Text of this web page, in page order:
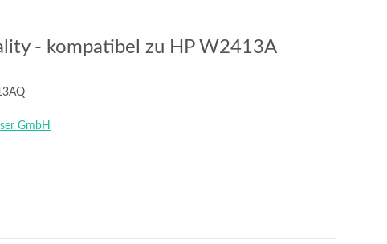
- kompatibel zu HP W2413A
GmbH